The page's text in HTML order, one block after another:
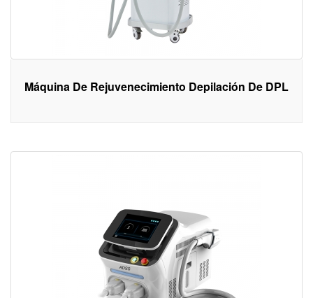
Máquina De Rejuvenecimiento Depilación De DPL